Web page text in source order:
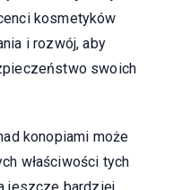
kosmetyków
i rozwój, aby
swoich
konopiami może
właściwości tych